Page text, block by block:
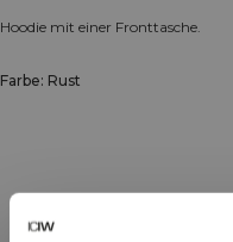
Hoodie mit einer Fronttasche.
Farbe: Rust